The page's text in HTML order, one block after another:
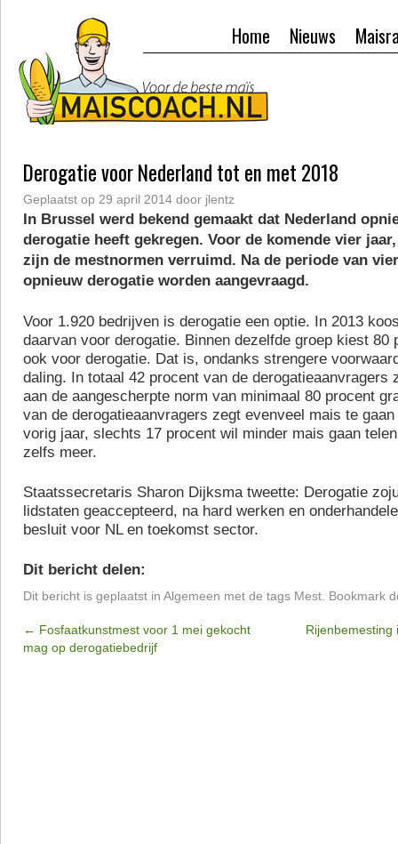
Nieuws
Home
Derogatie voor Nederland tot en met 2018
Geplaatst op 29 april 2014 door jlentz
In Brussel werd bekend gemaakt dat Nederland
derogatie heeft gekregen. Voor de komende vier
zijn de mestnormen verruimd. Na de periode van
opnieuw derogatie worden aangevraagd.
Voor 1.920 bedrijven is derogatie een optie. In 2013
daarvan voor derogatie. Binnen dezelfde groep kiest 80
ook voor derogatie. Dat is, ondanks strengere
daling. In totaal 42 procent van de derogatieaanvragers
aan de aangescherpte norm van minimaal 80 procent
van de derogatieaanvragers zegt evenveel mais te
vorig jaar, slechts 17 procent wil minder mais gaan
zelfs meer.
Staatssecretaris Sharon Dijksma tweette: Derogatie
lidstaten geaccepteerd, na hard werken en
besluit voor NL en toekomst sector.
Dit bericht delen:
Dit bericht is geplaatst in Algemeen met de tags Mest . Bookmark
← Fosfaatkunstmest voor 1 mei gekocht
mag op derogatiebedrijf